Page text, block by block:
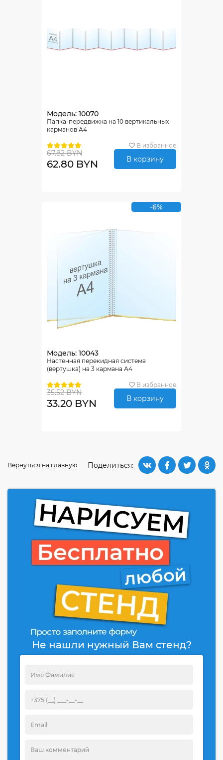
Модель: 10070
Папка-передвижка на 10 вертикальных
карманов А4
В избранное
67.82 BYN
62.80 BYN В корзину
-6%
Модель: 10043
Настенная перекидная система
(вертушка) на 3 кармана А4
В избранное
35.52 BYN
33.20 BYN В корзину
Поделиться:
Вернуться на главную
Не нашли нужный Вам стенд?